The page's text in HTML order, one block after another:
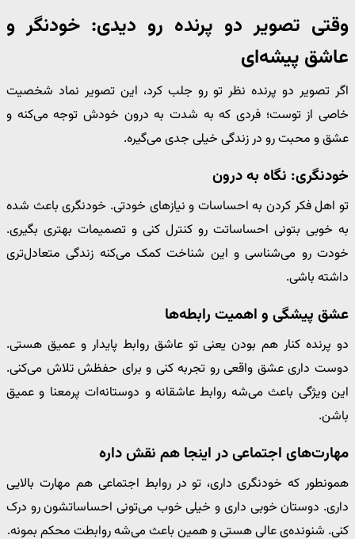
وقتی تصویر دو پرنده رو دیدی: خودنگر و
عاشق پیشه‌ای
اگر تصویر دو پرنده نظر تو رو جلب کرد، این تصویر نماد شخصیت
خاصی از توست؛ فردی که به شدت به درون خودش توجه می‌کنه و
عشق و محبت رو در زندگی خیلی جدی می‌گیره.
خودنگری: نگاه به درون
تو اهل فکر کردن به احساسات و نیازهای خودتی. خودنگری باعث شده
به خوبی بتونی احساساتت رو کنترل کنی و تصمیمات بهتری بگیری.
خودت رو می‌شناسی و این شناخت کمک می‌کنه زندگی متعادل‌تری
داشته باشی.
عشق پیشگی و اهمیت رابطه‌ها
دو پرنده کنار هم بودن یعنی تو عاشق روابط پایدار و عمیق هستی.
دوست داری عشق واقعی رو تجربه کنی و برای حفظش تلاش می‌کنی.
این ویژگی باعث می‌شه روابط عاشقانه و دوستانه‌ات پرمعنا و عمیق
باشن.
مهارت‌های اجتماعی در اینجا هم نقش داره
همونطور که خودنگری داری، تو در روابط اجتماعی هم مهارت بالایی
داری. دوستان خوبی داری و خیلی خوب می‌تونی احساساتشون رو درک
کنی. شنونده‌ی عالی هستی و همین باعث می‌شه روابطت محکم بمونه.